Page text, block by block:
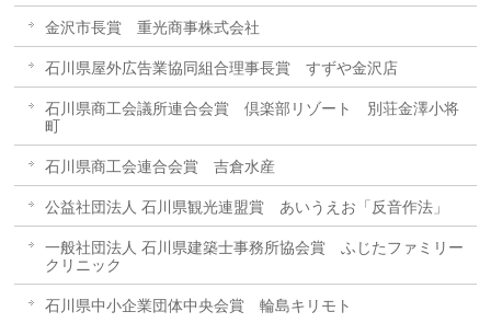
金沢市長賞 重光商事株式会社
石川県屋外広告業協同組合理事長賞 すずや金沢店
石川県商工会議所連合会賞 倶楽部リゾート 別荘金澤小将
町
石川県商工会連合会賞 吉倉水産
公益社団法人 石川県観光連盟賞 あいうえお「反音作法」
一般社団法人 石川県建築士事務所協会賞 ふじたファミリー
クリニック
石川県中小企業団体中央会賞 輪島キリモト